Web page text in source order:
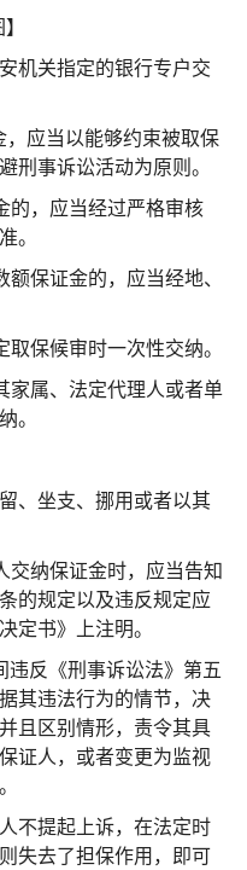
机关指定的银行专户交
应当以能够约束被取保
刑事诉讼活动为原则。
的，应当经过严格审核
。
保证金的，应当经地、
保候审时一次性交纳。
家属、法定代理人或者单
。
、坐支、挪用或者以其
交纳保证金时，应当告知
的规定以及违反规定应
定书》上注明。
违反《刑事诉讼法》第五
其违法行为的情节，决
且区别情形，责令其具
证人，或者变更为监视
不提起上诉，在法定时
失去了担保作用，即可